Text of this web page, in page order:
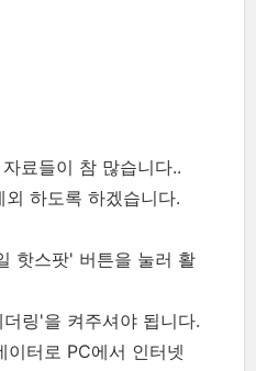
료들이 참 많습니다..
하도록 하겠습니다.
핫스팟' 버튼을 눌러 활
링'을 켜주셔야 됩니다.
이터로 PC에서 인터넷